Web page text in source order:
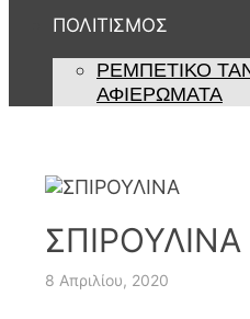
ΠΟΛΙΤΙΣΜΟΣ
ΡΕΜΠΈΤΙΚΟ
ΑΦΙΕΡΏΜΑΤΑ
8 Απριλίου, 2020